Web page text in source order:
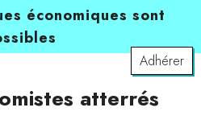
économiques sont
Adhérer
atterrés